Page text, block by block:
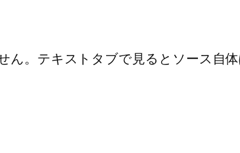
ん。テキストタブで見るとソース自